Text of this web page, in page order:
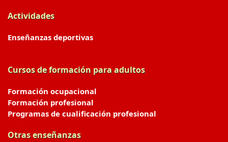
Actividades
Enseñanzas deportivas
Cursos de formación para adultos
Formación ocupacional
Formación profesional
Programas de cualificación profesional
Otras enseñanzas